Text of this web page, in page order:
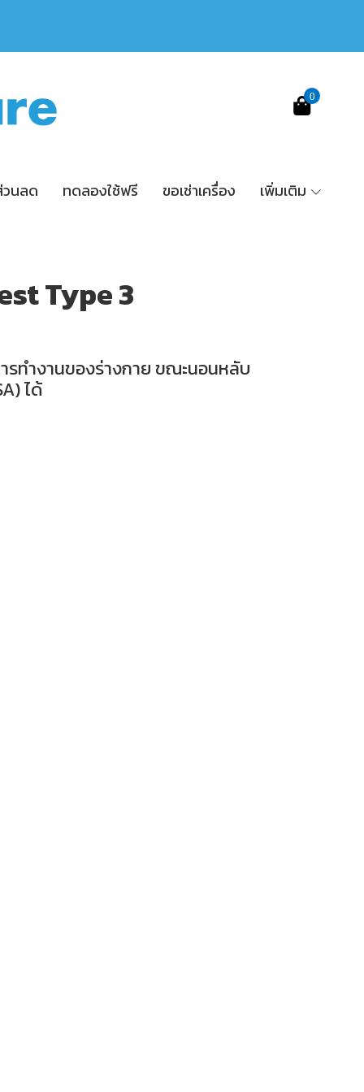
0
นลด ทดลองใช้ฟรี ขอเช่าเครื่อง เพิ่มเติม
Type 3
รทำงานของร่างกาย ขณะนอนหลับ
ได้